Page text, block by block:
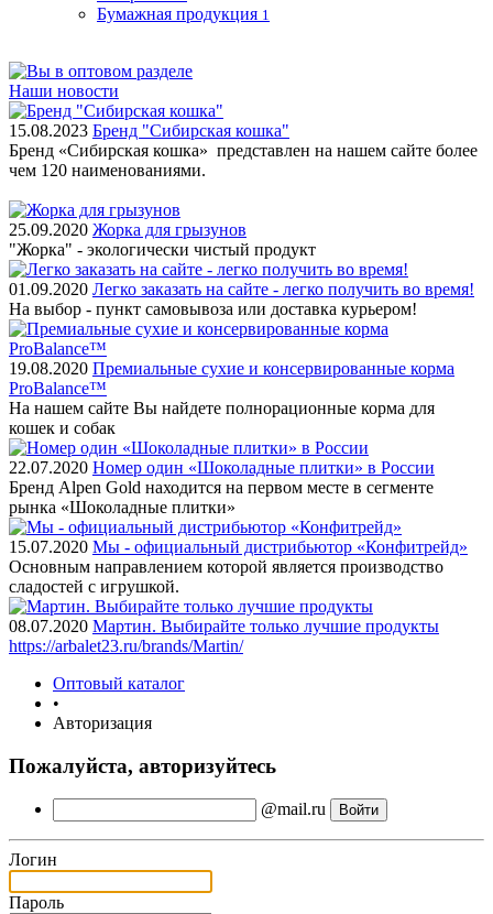
Бумажная продукция 1
Наши новости
15.08.2023 Бренд "Сибирская кошка"
Бренд «Сибирская кошка» представлен на нашем сайте более
чем 120 наименованиями.
25.09.2020 Жорка для грызунов
"Жорка" - экологически чистый продукт
01.09.2020 Легко заказать на сайте - легко получить во время!
На выбор - пункт самовывоза или доставка курьером!
19.08.2020 Премиальные сухие и консервированные корма
ProBalance™
На нашем сайте Вы найдете полнорационные корма для
кошек и собак
22.07.2020 Номер один «Шоколадные плитки» в России
Бренд Alpen Gold находится на первом месте в сегменте
рынка «Шоколадные плитки»
15.07.2020 Мы - официальный дистрибьютор «Конфитрейд»
Основным направлением которой является производство
сладостей с игрушкой.
08.07.2020 Мартин. Выбирайте только лучшие продукты
https://arbalet23.ru/brands/Martin/
Оптовый каталог
•
Авторизация
Пожалуйста, авторизуйтесь
@mail.ru
Логин
Пароль